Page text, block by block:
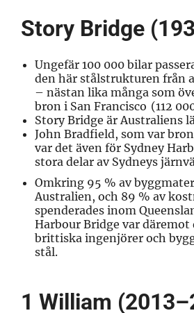
Story Bridge
Ungefär 100 000 bilar
den här stålstrukturen från
– nästan lika många som
bron i San Francisco (112
Story Bridge är Australiens
John Bradfield, som var
var det även för Sydney
stora delar av Sydneys
Omkring 95 % av
Australien, och 89 % av
spenderades inom
Harbour Bridge var däremot
brittiska ingenjörer och
stål.
1 William